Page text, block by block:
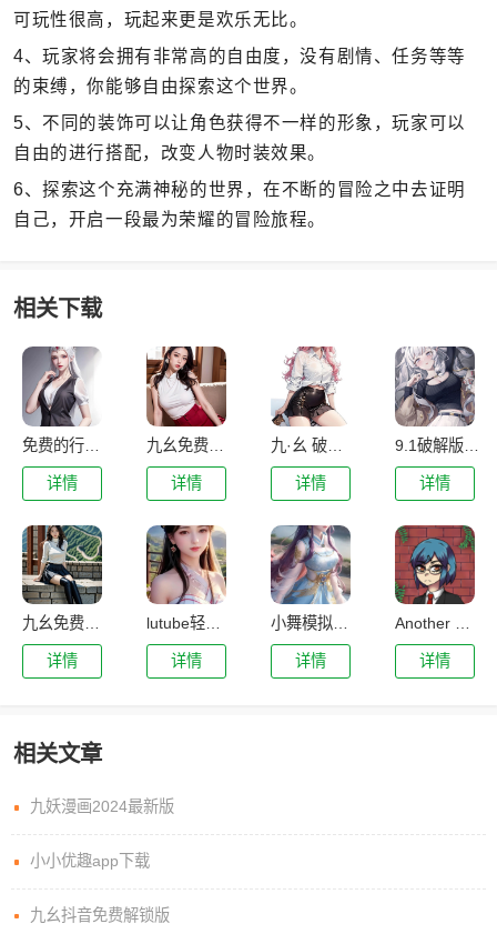
可玩性很高，玩起来更是欢乐无比。
4、玩家将会拥有非常高的自由度，没有剧情、任务等等
的束缚，你能够自由探索这个世界。
5、不同的装饰可以让角色获得不一样的形象，玩家可以
自由的进行搭配，改变人物时装效果。
6、探索这个充满神秘的世界，在不断的冒险之中去证明
自己，开启一段最为荣耀的冒险旅程。
相关下载
详情 详情 详情 详情
九幺免费版下载
详情
lutube轻量版下载ios下载官方
详情
小舞模拟器下载
详情
Another Girl In The Wall
详情
相关文章
九妖漫画2024最新版
小小优趣app下载
九幺抖音免费解锁版